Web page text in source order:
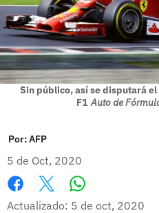
Sin público, así se disputará
F1 Auto de
Por:AFP
5 de Oct, 2020
Facebook
X
Actualizado: 5 de oct, 2020